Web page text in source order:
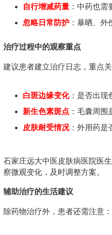
自行增减药量 ：中药也
忽略日常防护 ：暴晒、
治疗过程中的观察重点
建议患者建立治疗日志，重点关
白斑边缘变化：是否出现
新生色素斑点 ：毛囊周围
皮肤耐受情况：外用药是
石家庄远大中医皮肤病医院医
察微观变化，及时调整方案。
辅助治疗的生活建议
除药物治疗外，患者还需注意：